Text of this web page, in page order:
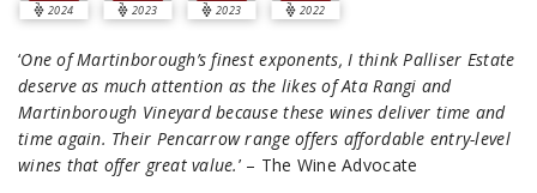
2024 2023 2023 2022
‘One of Martinborough’s finest exponents, I think Palliser Estate
deserve as much attention as the likes of Ata Rangi and
Martinborough Vineyard because these wines deliver time and
time again. Their Pencarrow range offers affordable entry-level
wines that offer great value.’ – The Wine Advocate